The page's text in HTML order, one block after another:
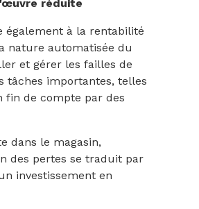
réduite
également à la rentabilité
nature automatisée du
et gérer les failles de
tâches importantes, telles
fin de compte par des
dans le magasin,
des pertes se traduit par
investissement en